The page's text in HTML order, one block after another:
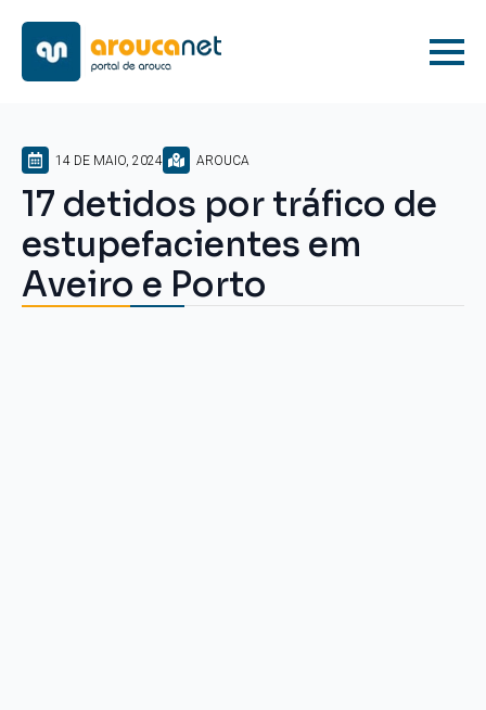
14 DE MAIO, 2024 AROUCA
17 detidos por tráfico de
estupefacientes em
Aveiro e Porto